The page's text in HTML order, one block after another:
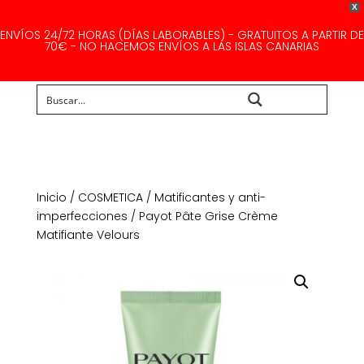
X
ENVÍOS 24/72 HORAS (DÍAS LABORABLES) - GRATUITOS A PARTIR DE
70€ - NO HACEMOS ENVÍOS A LAS ISLAS CANARIAS
Inicio / COSMETICA/ Matificantes y anti-
imperfecciones / Payot Pâte Grise Crème
Matifiante Velours